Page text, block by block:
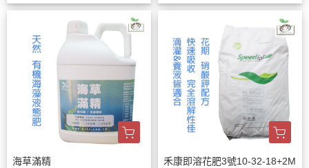
海草滿精
禾康即溶花肥3號10-32-18+2M